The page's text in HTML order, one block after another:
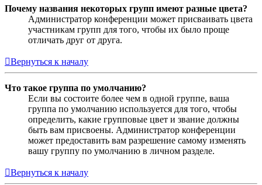
Почему названия некоторых групп имеют разные цвета?
Администратор конференции может присваивать цвета
участникам групп для того, чтобы их было проще
отличать друг от друга.
Вернуться к началу
Что такое группа по умолчанию?
Если вы состоите более чем в одной группе, ваша
группа по умолчанию используется для того, чтобы
определить, какие групповые цвет и звание должны
быть вам присвоены. Администратор конференции
может предоставить вам разрешение самому изменять
вашу группу по умолчанию в личном разделе.
Вернуться к началу